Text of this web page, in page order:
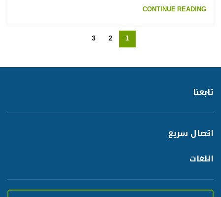
CONTINUE READING
1
2
3
تابعنا
اتصال سريع
اللغات